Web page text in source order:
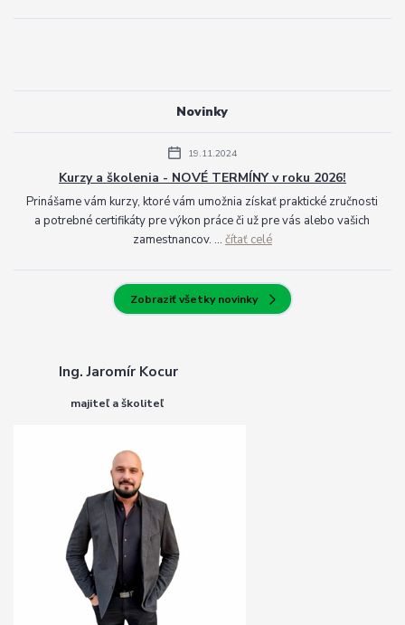
Novinky
19.11.2024
Kurzy a školenia - NOVÉ TERMÍNY v roku 2026!
Prinášame vám kurzy, ktoré vám umožnia získať praktické zručnosti
a potrebné certifikáty pre výkon práce či už pre vás alebo vašich
zamestnancov. ... čítať celé
Zobraziť všetky novinky
Ing. Jaromír Kocur
majiteľ a školiteľ